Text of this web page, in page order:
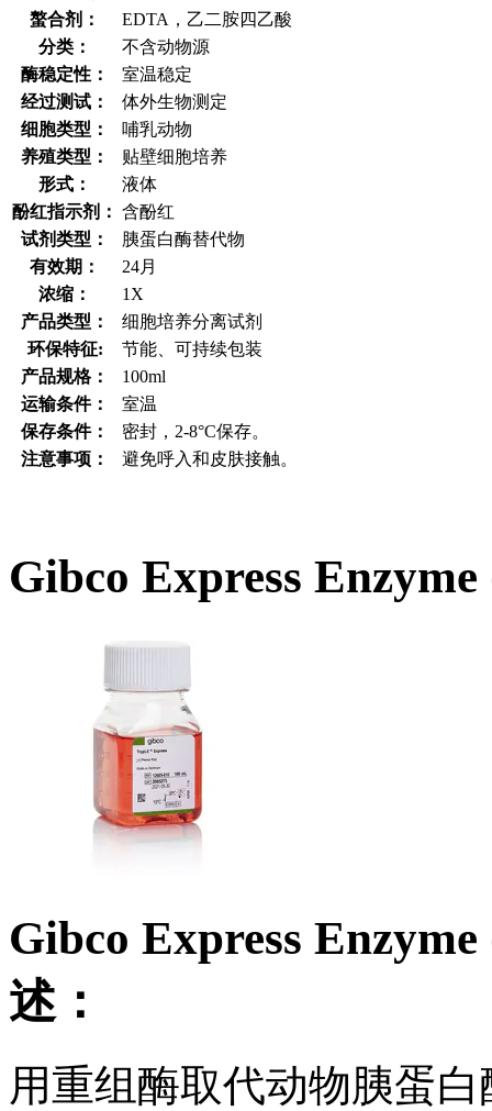
螯合剂：
EDTA，乙二胺四乙酸
分类：
不含动物源
酶稳定性：
室温稳定
经过测试：
体外生物测定
细胞类型：
哺乳动物
养殖类型：
贴壁细胞培养
形式：
液体
酚红指示剂： 含酚红
试剂类型：
胰蛋白酶替代物
有效期：
24月
浓缩：
1X
产品类型：
细胞培养分离试剂
环保特征:
节能、可持续包装
产品规格：
100ml
运输条件：
室温
保存条件：
密封，2-8°C保存。
注意事项：
避免呼入和皮肤接触。
Gibco Express
Gibco Express
述：
用重组酶取代动物胰蛋